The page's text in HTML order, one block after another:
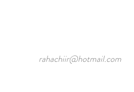
rahachiir@hotmail.com